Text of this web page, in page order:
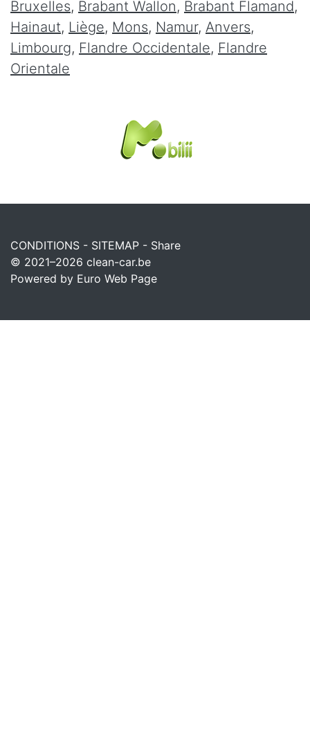
Bruxelles, Brabant Wallon, Brabant Flamand,
Hainaut, Liège, Mons, Namur, Anvers,
Limbourg, Flandre Occidentale, Flandre
Orientale
CONDITIONS - SITEMAP - Share
© 2021–2026 clean-car.be
Powered by Euro Web Page